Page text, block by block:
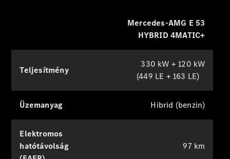
kárrendezési
segítségnyújtás
Biztosítás
Mercedes-
Benz
alkalmazások
Kezelési
Mercedes-AMG E 53
HYBRID 4MATIC+
Teljesítmény
330 kW + 120 kW
(449 LE + 163 LE)
Üzemanyag Hibrid (benzin)
Elektromos
hatótávolság
97 km